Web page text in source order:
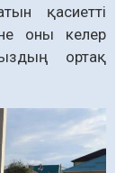
қасиетті
оны келер
ортақ